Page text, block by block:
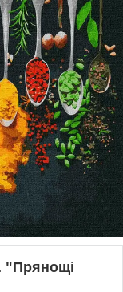
"Прянощі